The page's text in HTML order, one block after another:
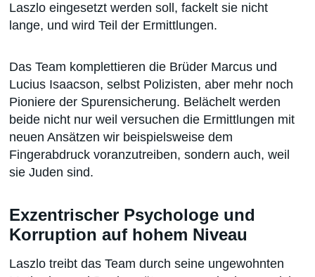
Laszlo eingesetzt werden soll, fackelt sie nicht
lange, und wird Teil der Ermittlungen.
Das Team komplettieren die Brüder Marcus und
Lucius Isaacson, selbst Polizisten, aber mehr noch
Pioniere der Spurensicherung. Belächelt werden
beide nicht nur weil versuchen die Ermittlungen mit
neuen Ansätzen wir beispielsweise dem
Fingerabdruck voranzutreiben, sondern auch, weil
sie Juden sind.
Exzentrischer Psychologe und
Korruption auf hohem Niveau
Laszlo treibt das Team durch seine ungewohnten